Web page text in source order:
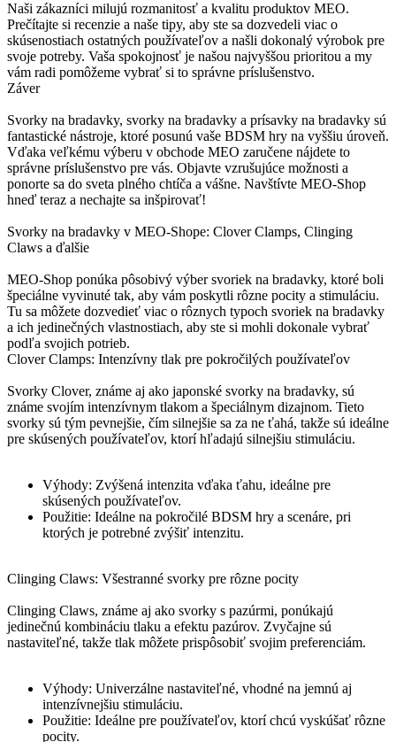
Naši zákazníci milujú rozmanitosť a kvalitu produktov MEO.
Prečítajte si recenzie a naše tipy, aby ste sa dozvedeli viac o
skúsenostiach ostatných používateľov a našli dokonalý výrobok pre
svoje potreby. Vaša spokojnosť je našou najvyššou prioritou a my
vám radi pomôžeme vybrať si to správne príslušenstvo.
Záver
Svorky na bradavky, svorky na bradavky a prísavky na bradavky sú
fantastické nástroje, ktoré posunú vaše BDSM hry na vyššiu úroveň.
Vďaka veľkému výberu v obchode MEO zaručene nájdete to
správne príslušenstvo pre vás. Objavte vzrušujúce možnosti a
ponorte sa do sveta plného chtíča a vášne. Navštívte MEO-Shop
hneď teraz a nechajte sa inšpirovať!
Svorky na bradavky v MEO-Shope: Clover Clamps, Clinging
Claws a ďalšie
MEO-Shop ponúka pôsobivý výber svoriek na bradavky, ktoré boli
špeciálne vyvinuté tak, aby vám poskytli rôzne pocity a stimuláciu.
Tu sa môžete dozvedieť viac o rôznych typoch svoriek na bradavky
a ich jedinečných vlastnostiach, aby ste si mohli dokonale vybrať
podľa svojich potrieb.
Clover Clamps: Intenzívny tlak pre pokročilých používateľov
Svorky Clover, známe aj ako japonské svorky na bradavky, sú
známe svojím intenzívnym tlakom a špeciálnym dizajnom. Tieto
svorky sú tým pevnejšie, čím silnejšie sa za ne ťahá, takže sú ideálne
pre skúsených používateľov, ktorí hľadajú silnejšiu stimuláciu.
Výhody: Zvýšená intenzita vďaka ťahu, ideálne pre
skúsených používateľov.
Použitie: Ideálne na pokročilé BDSM hry a scenáre, pri
ktorých je potrebné zvýšiť intenzitu.
Clinging Claws: Všestranné svorky pre rôzne pocity
Clinging Claws, známe aj ako svorky s pazúrmi, ponúkajú
jedinečnú kombináciu tlaku a efektu pazúrov. Zvyčajne sú
nastaviteľné, takže tlak môžete prispôsobiť svojim preferenciám.
Výhody: Univerzálne nastaviteľné, vhodné na jemnú aj
intenzívnejšiu stimuláciu.
Použitie: Ideálne pre používateľov, ktorí chcú vyskúšať rôzne
pocity.